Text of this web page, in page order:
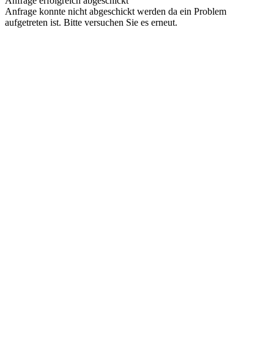
Anfrage konnte nicht abgeschickt werden da ein Problem
aufgetreten ist. Bitte versuchen Sie es erneut.